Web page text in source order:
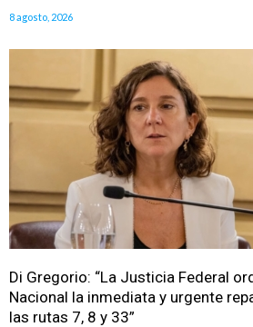
8 agosto, 2026
Di Gregorio: “La Justicia Federal
Nacional la inmediata y urgente
las rutas 7, 8 y 33”